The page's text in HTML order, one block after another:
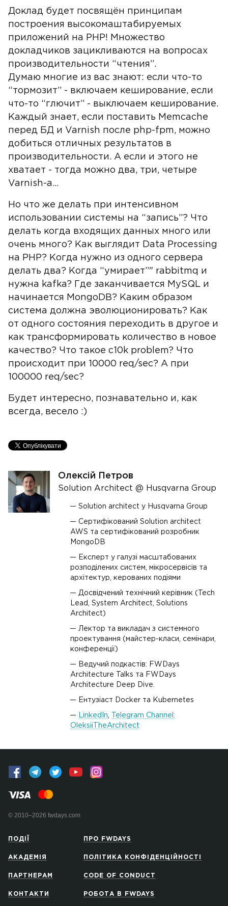
Доклад будет посвящён принципам
построения высокомаштабируемых
приложений на PHP! Множество
докладчиков зацикливаются на вопросах
производительности “чтения”.
Думаю многие из вас знают: если что-то
“тормозит” - включаем кеширование, если
что-то “глючит” - выключаем кеширование.
Каждый знает, если поставить Memcache
перед БД и Varnish после php-fpm, можно
добиться отличных результатов в
производительности. А если и этого не
хватает - тогда можно два, три, четыре
Varnish-а…
Но что же делать при интенсивном
использовании системы на “запись”? Что
делать когда входящих данных много или
очень много? Как выглядит Data Processing
на PHP? Когда нужно из одного сервера
делать два? Когда “умирает”" rabbitmq и
нужна kafka? Где заканчивается MySQL и
начинается MongoDB? Каким образом
система должна эволюционировать? Как
от одного состояния переходить в другое и
как трансформировать количество в новое
качество? Что такое c10k problem? Что
происходит при 10000 req/sec? А при
100000 req/sec?
Будет интересно, познавательно и, как
всегда, весело :)
Олексій Петров
Solution Architect @ Husqvarna Group
Solution architect у Husqvarna Group
Сертифікований Solution architect
AWS та сертифікований розробник
MongoDB
Експерт у галузі масштабованих
розподілених систем, мікросервісів та
архітектур, керованих подіями
Досвідчений технічний керівник (Tech
Lead, System Architect, Solutions
Architect)
Лектор та викладач з системного
проектування (майстер-класи, семінари,
конференції)
Ведучий подкастів: FWDays
Architecture Talks та FWDays
Architecture Deep Dive.
Ентузіаст Docker та Kubernetes
LinkedIn
Telegram Channel:
OleksiiTheArchitect
© 2010–2026 fwdays.com
ПОДІЇ
АКАДЕМІЯ
ПАРТНЕРАМ
КОНТАКТИ
ПРО FWDAYS
ПОЛІТИКА КОНФІДЕНЦІЙНОСТІ
CODE OF CONDUCT
РОБОТА В FWDAYS